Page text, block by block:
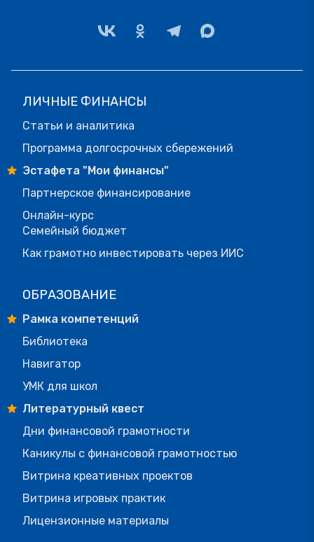
ЛИЧНЫЕ ФИНАНСЫ
Статьи и аналитика
Программа долгосрочных сбережений
Эстафета "Мои финансы"
Партнерское финансирование
Онлайн-курс
Семейный бюджет
Как грамотно инвестировать через ИИС
ОБРАЗОВАНИЕ
Рамка компетенций
Библиотека
Навигатор
УМК для школ
Литературный квест
Дни финансовой грамотности
Каникулы с финансовой грамотностью
Витрина креативных проектов
Витрина игровых практик
Лицензионные материалы